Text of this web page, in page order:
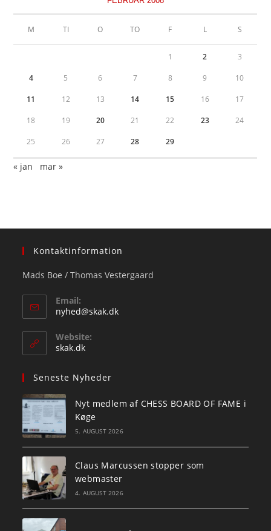
M TI O TO F L S
1 2 3
4 5 6 7 8 9 10
11 12 13 14 15 16 17
18 19 20 21 22 23 24
25 26 27 28 29
« jan mar »
Kontaktinformation
Mads Boe / Thomas Vestergaard
Email:
nyhed@skak.dkOpens
Website:
skak.dk
Seneste Nyheder
Nyt medlem af CHESS BOARD OF FAME i
Køge
5. AUGUST 2026
Claus Marcussen stopper som
webmaster
4. AUGUST 2026